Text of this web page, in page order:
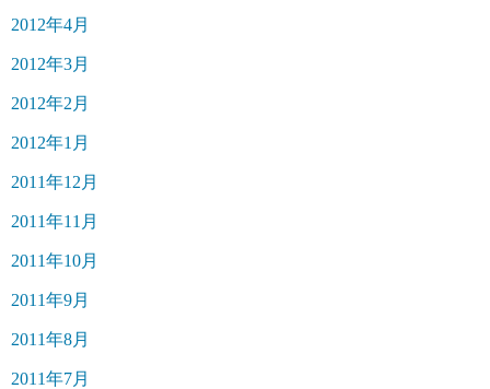
2012年4月
2012年3月
2012年2月
2012年1月
2011年12月
2011年11月
2011年10月
2011年9月
2011年8月
2011年7月